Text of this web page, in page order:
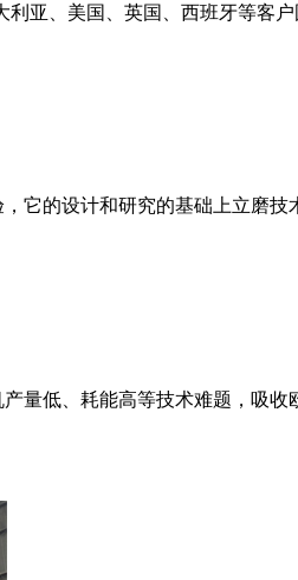
亚、美国、英国、西班牙等客
它的设计和研究的基础上立磨
量低、耗能高等技术难题，吸